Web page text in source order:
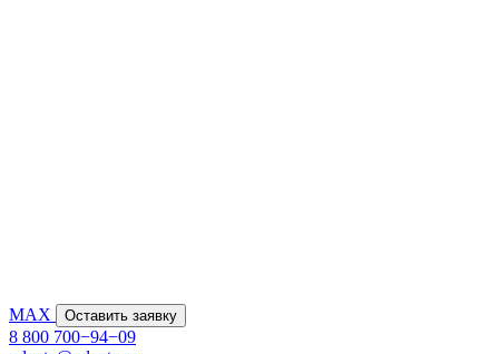
MAX Оставить заявку
8 800 700−94−09